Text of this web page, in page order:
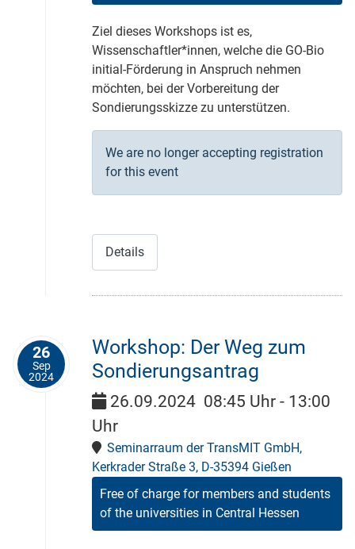
Ziel dieses Workshops ist es,
Wissenschaftler*innen, welche die GO-Bio
initial-Förderung in Anspruch nehmen
möchten, bei der Vorbereitung der
Sondierungsskizze zu unterstützen.
We are no longer accepting registration
for this event
Details
26
Sep
2024
Workshop: Der Weg zum
Sondierungsantrag
26.09.2024 08:45 Uhr - 13:00
Uhr
Seminarraum der TransMIT GmbH,
Kerkrader Straße 3, D-35394 Gießen
Free of charge for members and students
of the universities in Central Hessen